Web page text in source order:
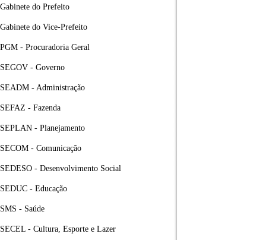
Gabinete do Prefeito
Gabinete do Vice-Prefeito
PGM - Procuradoria Geral
SEGOV - Governo
SEADM - Administração
SEFAZ - Fazenda
SEPLAN - Planejamento
SECOM - Comunicação
SEDESO - Desenvolvimento Social
SEDUC - Educação
SMS - Saúde
SECEL - Cultura, Esporte e Lazer